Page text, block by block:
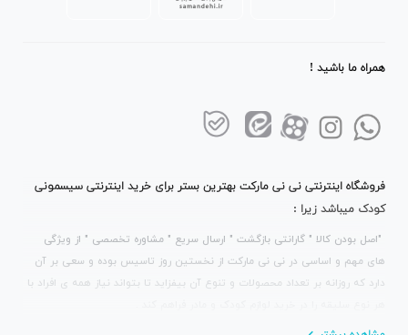
همراه ما باشید !
فروشگاه اینترنتی نی نی مارکت بهترین بستر برای خرید اینترنتی سیسمونی
کودک میباشد زیرا :
"اصل بودن کالا " گارانتی بازگشت " ارسال سریع " مشاوره تخصصی " از ویژگی
های مهم و اساسی در نی نی مارکت از نخستین روز تاسیس بوده و سعی بر آن
دارد که روزانه بر تعداد محصولات و تنوع آن بیفزاید تا بتواند نیاز همه ی افراد با